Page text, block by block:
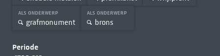
ALS ONDERWERP
grafmonument
ALS ONDERWERP
brons
Periode